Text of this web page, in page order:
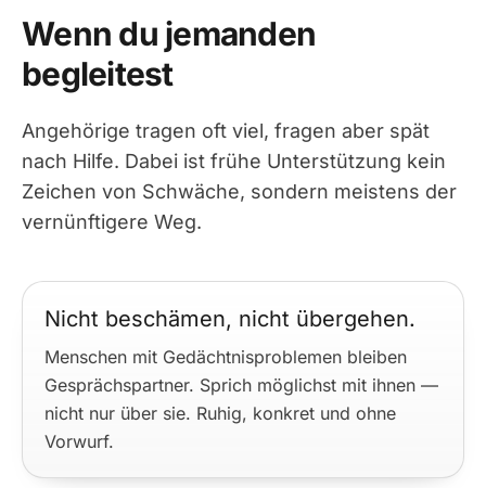
Wenn du jemanden
begleitest
Angehörige tragen oft viel, fragen aber spät
nach Hilfe. Dabei ist frühe Unterstützung kein
Zeichen von Schwäche, sondern meistens der
vernünftigere Weg.
Nicht beschämen, nicht übergehen.
Menschen mit Gedächtnisproblemen bleiben
Gesprächspartner. Sprich möglichst mit ihnen —
nicht nur über sie. Ruhig, konkret und ohne
Vorwurf.